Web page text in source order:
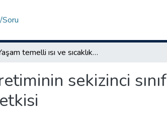
Yaşam temelli ısı ve sıcaklık konusu öğretiminin sekizinci sınıf öğrencilerinin kavramsal anlamalarına etkisi
sekizinci sınıf